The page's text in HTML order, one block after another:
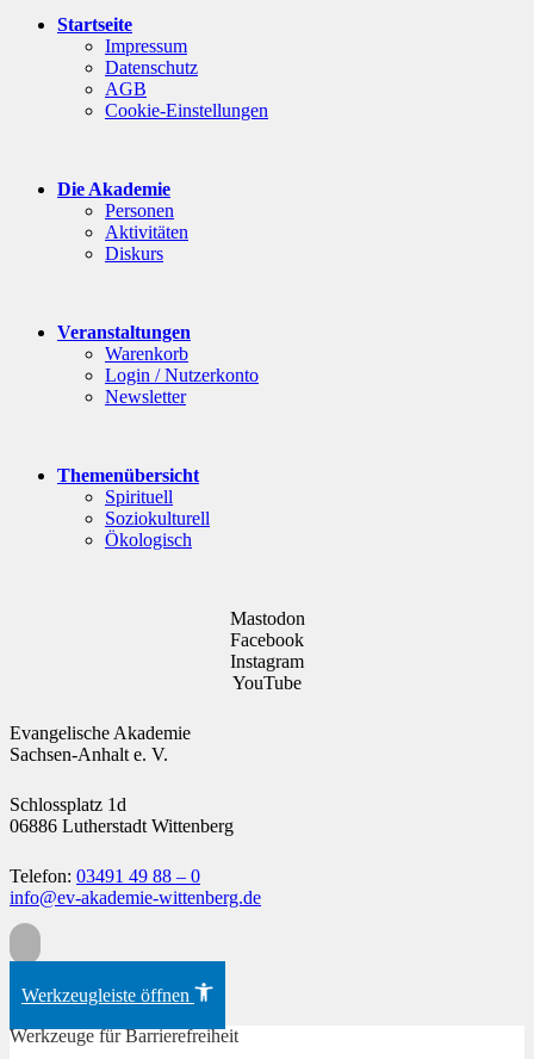
Startseite
Impressum
Datenschutz
AGB
Cookie-Einstellungen
Die Akademie
Personen
Aktivitäten
Diskurs
Veranstaltungen
Warenkorb
Login / Nutzerkonto
Newsletter
Themenübersicht
Spirituell
Soziokulturell
Ökologisch
Mastodon
Facebook
Instagram
YouTube
Evangelische Akademie
Sachsen-Anhalt e. V.
Schlossplatz 1d
06886 Lutherstadt Wittenberg
Telefon: 03491 49 88 – 0
info@ev-akademie-wittenberg.de
Werkzeugleiste öffnen
Werkzeuge für Barrierefreiheit